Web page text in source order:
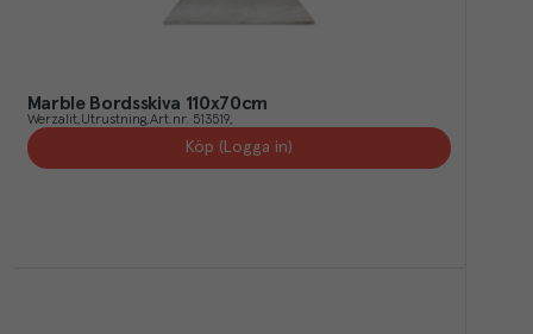
Marble Bordsskiva 110x70cm
Werzalit Utrustning Art.nr. 513519
Köp (Logga in)